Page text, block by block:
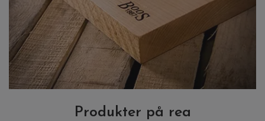
Produkter på rea